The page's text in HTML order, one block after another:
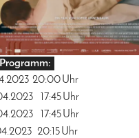
Programm:
20:00Uhr
17:45Uhr
17:45Uhr
20:15Uhr